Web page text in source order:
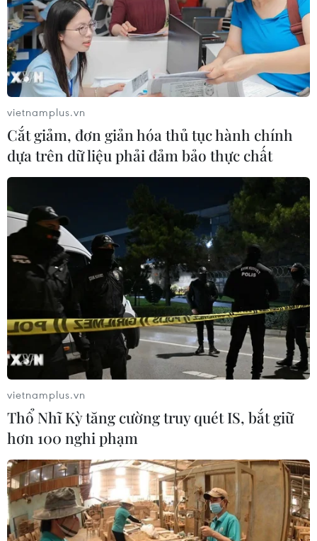
Avangard với đầu đạn siêu thanh
26/12/2018 12:04
Bộ Quốc phòng Nga đã tiến hành thử nghiệm kiểm tra
mua Hè, trong đó phóng thử thành công tên lửa tổ hợp
Avangard với đầu đạn siêu thanh.
Tổng thống Nga giám sát vụ thử nghiệm
hệ thống tên lửa siêu thanh mới
26/12/2018 12:04
Tổng thống Nga Vladimir Putin ngày 26/12 đã giám sát
cuộc thử nghiệm thành công một hệ thống tên lửa siêu
thanh mới của Nga tên là Avangard mà có thể mang
theo đầu đạn hạt nhân và thông thường.
vietnamplus.vn
Cắt giảm, đơn giản hóa thủ tục hành chính
dựa trên dữ liệu phải đảm bảo thực chất
vietnamplus.vn
Thổ Nhĩ Kỳ tăng cường truy quét IS, bắt giữ
hơn 100 nghi phạm